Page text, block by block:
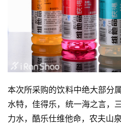
本次所采购的饮料中绝大部分
水特，佳得乐，统一海之言，
力水，酷乐仕维他命，农夫山